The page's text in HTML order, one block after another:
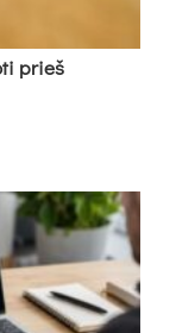
prieš